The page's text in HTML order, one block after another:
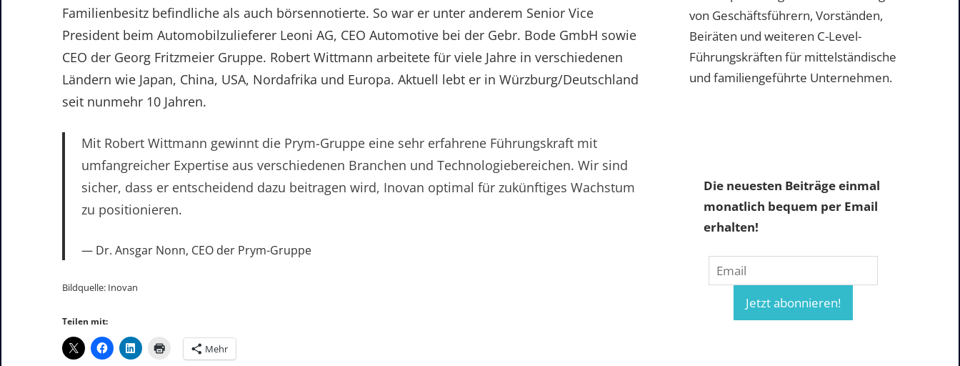
Familienbesitz befindliche als auch börsennotierte. So war er unter anderem Senior Vice
President beim Automobilzulieferer Leoni AG, CEO Automotive bei der Gebr. Bode GmbH sowie
CEO der Georg Fritzmeier Gruppe. Robert Wittmann arbeitete für viele Jahre in verschiedenen
Ländern wie Japan, China, USA, Nordafrika und Europa. Aktuell lebt er in Würzburg/Deutschland
seit nunmehr 10 Jahren.
Mit Robert Wittmann gewinnt die Prym-Gruppe eine sehr erfahrene Führungskraft mit
umfangreicher Expertise aus verschiedenen Branchen und Technologiebereichen. Wir sind
sicher, dass er entscheidend dazu beitragen wird, Inovan optimal für zukünftiges Wachstum
zu positionieren.
Dr. Ansgar Nonn, CEO der Prym-Gruppe
Bildquelle: Inovan
Teilen mit:
Mehr
von Geschäftsführern, Vorständen,
Beiräten und weiteren C-Level-
Führungskräften für mittelständische
und familiengeführte Unternehmen.
Die neuesten Beiträge einmal
monatlich bequem per Email
erhalten!